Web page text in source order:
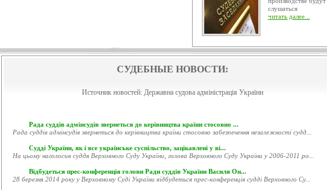
слушаться
читать далее...
СУДЕБНЫЕ НОВОСТИ:
Источник новостей: Державна судова адміністрація України
Рада суддів адмінсудів звернеться до керівництва країни стосовно ...
Рада суддів адмінсудів звернеться до керівництва країни стосовно забезпечення незалежності судд...
Судді України, як і все українське суспільство, зацікавлені у ві...
На цьому наголосив суддя Верховного Суду України, голова Верховного Суду України у 2006-2011 ро...
Відбудеться прес-конференція голови Ради суддів України Василя Он...
28 березня 2014 року у Верховному Суді України відбудеться прес-конференція судді Верховного Су...